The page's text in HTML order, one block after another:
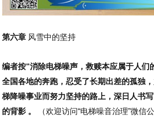
第六章 风雪中的坚持
编者按“消除电梯噪声，救赎本应属于人
全国各地的奔跑，忍受了长期出差的孤独
梯降噪事业而努力坚持的路上，深日人书
的背影 。
（欢迎访问“电梯噪音治理”微